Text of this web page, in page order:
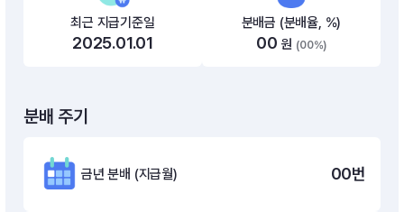
최근 지급기준일
2025.01.01
분배금 (분배율, %)
00 원 (00%)
분배 주기
금년 분배 (지급월) 00번